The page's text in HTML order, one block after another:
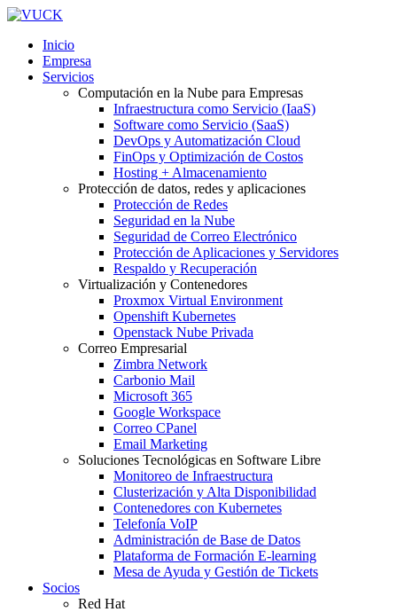
Inicio
Empresa
Servicios
Computación en la Nube para Empresas
Infraestructura como Servicio (IaaS)
Software como Servicio (SaaS)
DevOps y Automatización Cloud
FinOps y Optimización de Costos
Hosting + Almacenamiento
Protección de datos, redes y aplicaciones
Protección de Redes
Seguridad en la Nube
Seguridad de Correo Electrónico
Protección de Aplicaciones y Servidores
Respaldo y Recuperación
Virtualización y Contenedores
Proxmox Virtual Environment
Openshift Kubernetes
Openstack Nube Privada
Correo Empresarial
Zimbra Network
Carbonio Mail
Microsoft 365
Google Workspace
Correo CPanel
Email Marketing
Soluciones Tecnológicas en Software Libre
Monitoreo de Infraestructura
Clusterización y Alta Disponibilidad
Contenedores con Kubernetes
Telefonía VoIP
Administración de Base de Datos
Plataforma de Formación E-learning
Mesa de Ayuda y Gestión de Tickets
Socios
Red Hat